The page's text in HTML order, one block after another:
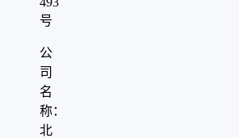
号
公
司
名
称：
北